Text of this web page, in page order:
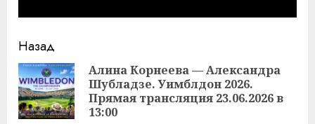
Продолжить
чтение
Назад
Алина Корнеева — Александра
Шубладзе. Уимблдон 2026.
Прямая трансляция 23.06.2026 в
13:00